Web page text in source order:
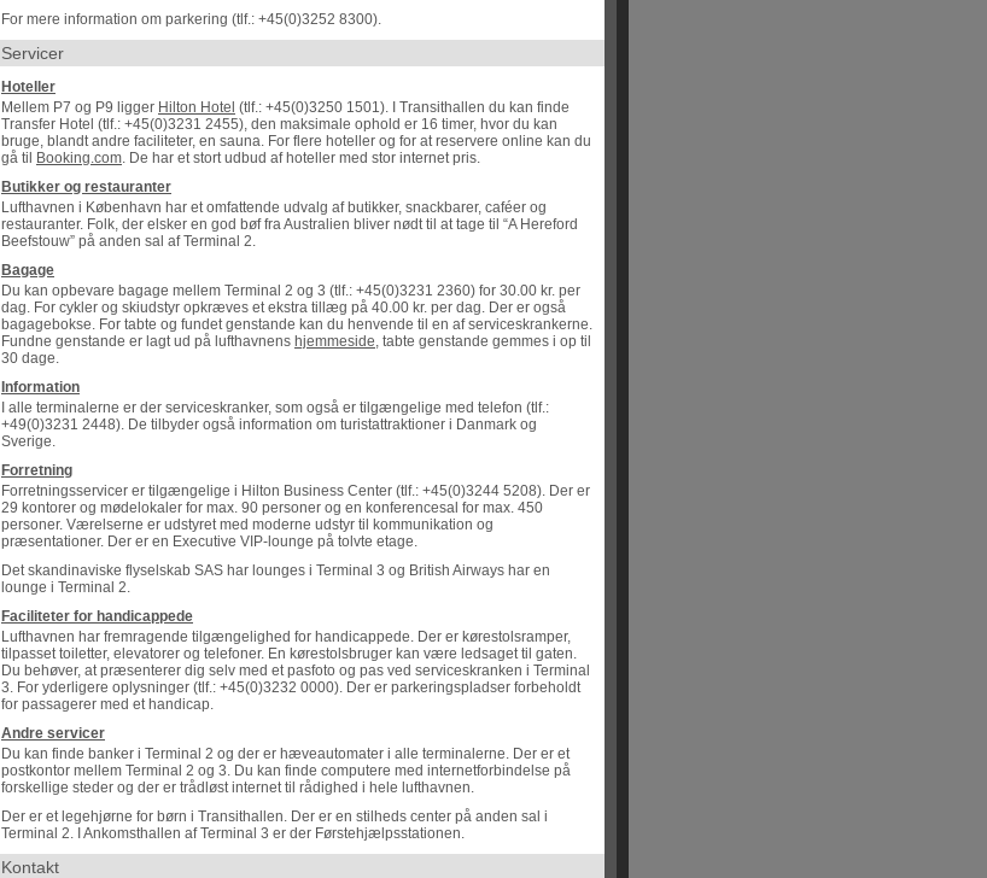
For mere information om parkering (tlf.: +45(0)3252 8300).
Servicer
Hoteller
Mellem P7 og P9 ligger Hilton Hotel (tlf.: +45(0)3250 1501). I Transithallen du kan finde
Transfer Hotel (tlf.: +45(0)3231 2455), den maksimale ophold er 16 timer, hvor du kan
bruge, blandt andre faciliteter, en sauna. For flere hoteller og for at reservere online kan du
gå til
Booking.com. De har et stort udbud af hoteller med stor internet pris.
Butikker og restauranter
Lufthavnen i København har et omfattende udvalg af butikker, snackbarer, caféer og
restauranter. Folk, der elsker en god bøf fra Australien bliver nødt til at tage til “A Hereford
Beefstouw” på anden sal af Terminal 2.
Bagage
Du kan opbevare bagage mellem Terminal 2 og 3 (tlf.: +45(0)3231 2360) for 30.00 kr. per
dag. For cykler og skiudstyr opkræves et ekstra tillæg på 40.00 kr. per dag. Der er også
bagagebokse. For tabte og fundet genstande kan du henvende til en af serviceskrankerne.
Fundne genstande er lagt ud på lufthavnens hjemmeside, tabte genstande gemmes i op til
30 dage.
Information
I alle terminalerne er der serviceskranker, som også er tilgængelige med telefon (tlf.:
+49(0)3231 2448). De tilbyder også information om turistattraktioner i Danmark og
Sverige.
Forretning
Forretningsservicer er tilgængelige i Hilton Business Center (tlf.: +45(0)3244 5208). Der er
29 kontorer og mødelokaler for max. 90 personer og en konferencesal for max. 450
personer. Værelserne er udstyret med moderne udstyr til kommunikation og
præsentationer. Der er en Executive VIP-lounge på tolvte etage.
Det skandinaviske flyselskab SAS har lounges i Terminal 3 og British Airways har en
lounge i Terminal 2.
Faciliteter for handicappede
Lufthavnen har fremragende tilgængelighed for handicappede. Der er kørestolsramper,
tilpasset toiletter, elevatorer og telefoner. En kørestolsbruger kan være ledsaget til gaten.
Du behøver, at præsenterer dig selv med et pasfoto og pas ved serviceskranken i Terminal
3. For yderligere oplysninger (tlf.: +45(0)3232 0000). Der er parkeringspladser forbeholdt
for passagerer med et handicap.
Andre servicer
Du kan finde banker i Terminal 2 og der er hæveautomater i alle terminalerne. Der er et
postkontor mellem Terminal 2 og 3. Du kan finde computere med internetforbindelse på
forskellige steder og der er trådløst internet til rådighed i hele lufthavnen.
Der er et legehjørne for børn i Transithallen. Der er en stilheds center på anden sal i
Terminal 2. I Ankomsthallen af Terminal 3 er der Førstehjælpsstationen.
Kontakt